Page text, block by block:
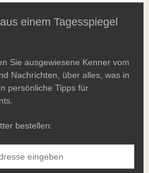
einem Tagesspiegel
Sie ausgewiesene Kenner vom
Nachrichten, über alles, was in
persönliche Tipps für
bestellen: